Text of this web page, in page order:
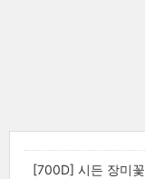
[700D] 시든 장미꽃